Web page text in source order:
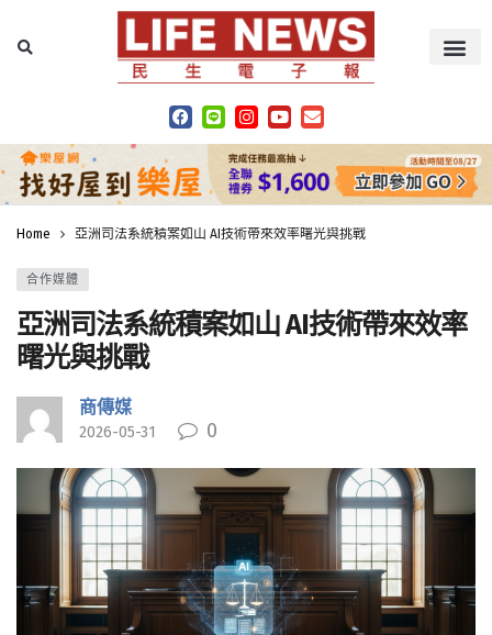
Home 亞洲司法系統積案如山 AI技術帶來效率曙光與挑戰
合作媒體
亞洲司法系統積案如山 AI技術帶來效率
曙光與挑戰
商傳媒
2026-05-31 0